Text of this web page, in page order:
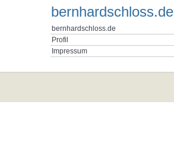
bernhardschloss.de
bernhardschloss.de
Profil
Impressum